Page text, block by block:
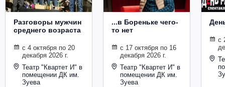
Разговоры мужчин
среднего возраста
с 4 октября по 20
декабря 2026 г.
Театр "Квартет И" в
помещении ДК им.
Зуева
...в Бореньке чего-
то нет
с 17 октября по 16
декабря 2026 г.
Театр "Квартет И" в
помещении ДК им.
Зуева
с